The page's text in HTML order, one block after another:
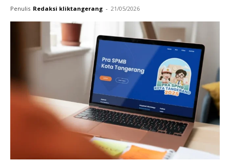
Penulis Redaksi kliktangerang - 21/05/2026